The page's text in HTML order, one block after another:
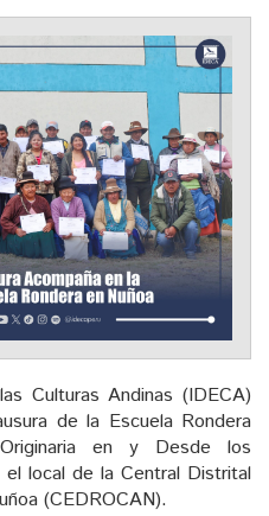
Culturas Andinas (IDECA)
de la Escuela Rondera
en y Desde los
local de la Central Distrital
(CEDROCAN).